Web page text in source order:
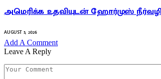
அமெரிக்க உதவியுடன் ஹோர்முஸ்
AUGUST 5, 2026
Add A Comment
Leave A Reply